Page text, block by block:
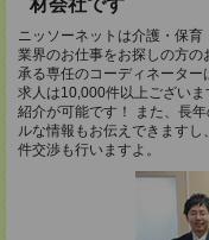
材会社です
ニッソーネットは介護・保
業界のお仕事をお探しの方
承る専任のコーディネータ
求人は10,000件以上ござい
紹介が可能です！ また、長
ルな情報もお伝えできます
件交渉も行いますよ。